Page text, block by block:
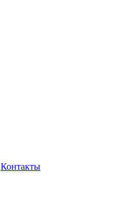
Контакты